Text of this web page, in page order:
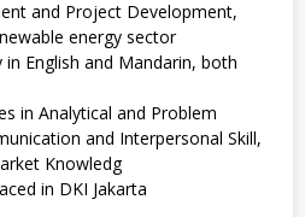
and Project Development,
energy sector
English and Mandarin, both
in Analytical and Problem
and Interpersonal Skill,
Knowledg
in DKI Jakarta